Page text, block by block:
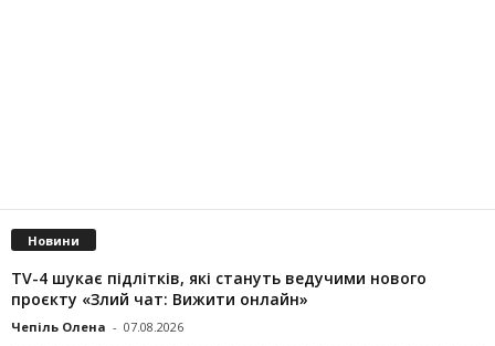
Новини
TV-4 шукає підлітків, які стануть ведучими нового
проєкту «Злий чат: Вижити онлайн»
Чепіль Олена - 07.08.2026